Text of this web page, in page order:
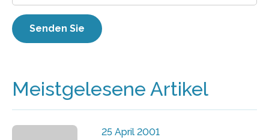
Meistgelesene Artikel
25 April 2001